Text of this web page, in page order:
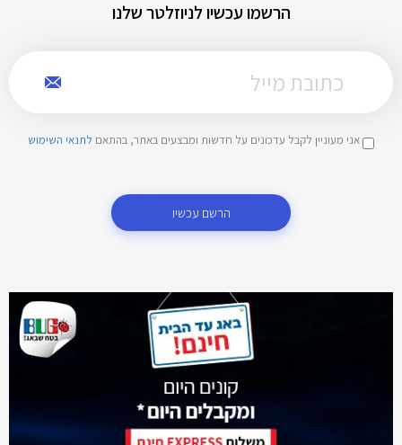
הרשמו עכשיו לניוזלטר שלנו
אני מעוניין לקבל עדכונים על חדשות ומבצעים באתר, בהתאם לתנאי השימוש
הרשם עכשיו